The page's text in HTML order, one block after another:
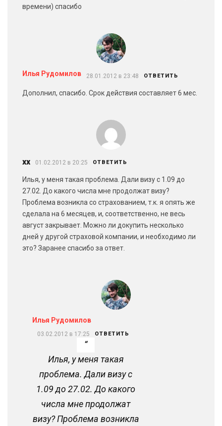
времени) спасибо
Илья Рудомилов 28.01.2012 в 23:48 ОТВЕТИТЬ
Дополнил, спасибо. Срок действия составляет 6 мес.
xx 01.02.2012 в 20:25 ОТВЕТИТЬ
Илья, у меня такая проблема. Дали визу с 1.09 до
27.02. До какого числа мне продолжат визу?
Проблема возникла со страхованием, т.к. я опять же
сделала на 6 месяцев, и, соответственно, не весь
август закрывает. Можно ли докупить несколько
дней у другой страховой компании, и необходимо ли
это? Заранее спасибо за ответ.
Илья Рудомилов
03.02.2012 в 17:25 ОТВЕТИТЬ
Илья, у меня такая
проблема. Дали визу с
1.09 до 27.02. До какого
числа мне продолжат
визу? Проблема возникла